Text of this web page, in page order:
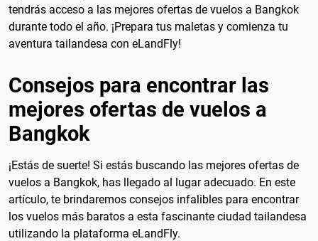
tendrás acceso a las mejores ofertas de vuelos a Bangkok
durante todo el año. ¡Prepara tus maletas y comienza tu
aventura tailandesa con eLandFly!
Consejos para encontrar las
mejores ofertas de vuelos a
Bangkok
¡Estás de suerte! Si estás buscando las mejores ofertas de
vuelos a Bangkok, has llegado al lugar adecuado. En este
artículo, te brindaremos consejos infalibles para encontrar
los vuelos más baratos a esta fascinante ciudad tailandesa
utilizando la plataforma eLandFly.